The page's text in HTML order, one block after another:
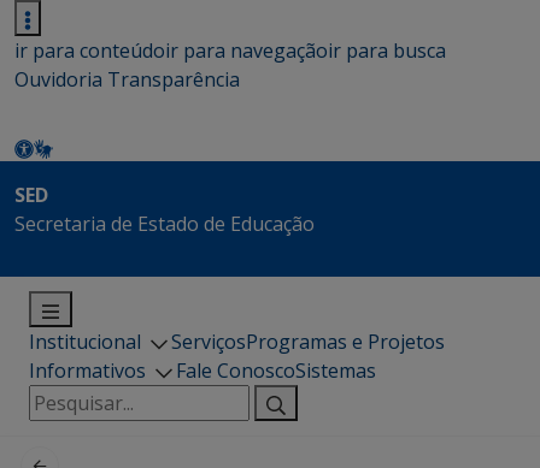
ir para conteúdoir para navegaçãoir para busca
Ouvidoria Transparência
SED
Secretaria de Estado de Educação
Institucional ServiçosProgramas e Projetos
Informativos
Fale ConoscoSistemas
Pesquisar
por: